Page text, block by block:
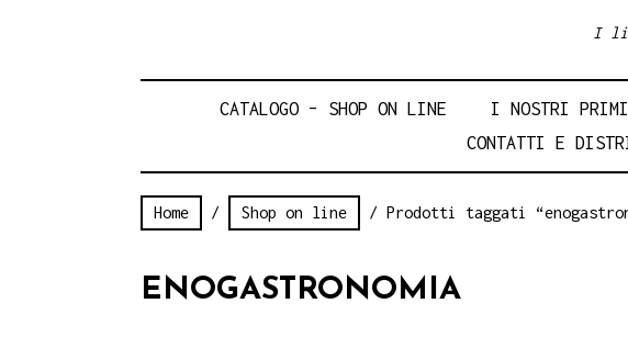
I
CATALOGO – SHOP ON LINE I NOSTRI
CONTATTI E
Home / Shop on line / Prodotti taggati
ENOGASTRONOMIA